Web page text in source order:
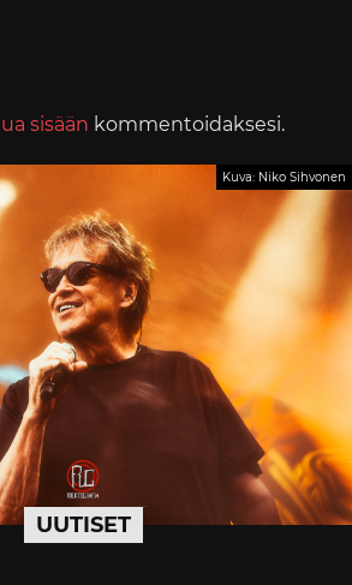
sisään kommentoidaksesi.
UUTISET
Kuva: Niko Sihvonen